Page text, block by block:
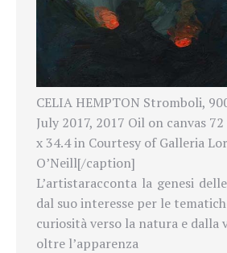
CELIA HEMPTON Stromboli,
July 2017, 2017 Oil on canvas
x 34.4 in Courtesy of Galleria
O’Neill[/caption]
L’artistaracconta la genesi
dal suo interesse per le
curiosità verso la natura e dalla
oltre l’apparenza